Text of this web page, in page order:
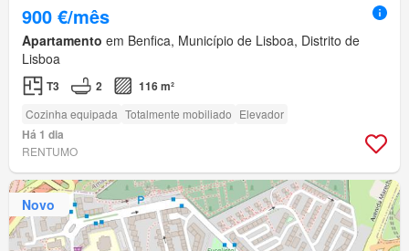
900 €/mês
Apartamento em Benfica, Município de Lisboa, Distrito de
Lisboa
T3 2 116 m²
Cozinha equipada Totalmente mobiliado Elevador
Há 1 dia
RENTUMO
Novo